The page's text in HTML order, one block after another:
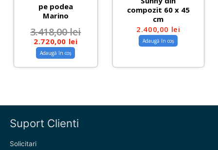
pe podea
Marino
3.418,00lei
2.720,00 lei
Adaugă în coș
compozit 60 x 45
cm
2.400,00 lei
Adaugă în coș
Suport Clienti
Solicitari